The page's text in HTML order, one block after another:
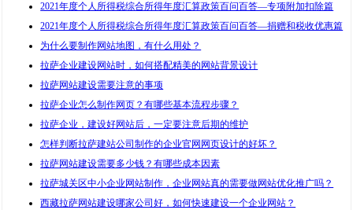
2021年度个人所得税综合所得年度汇算政策百问百答—专项附加扣除篇
2021年度个人所得税综合所得年度汇算政策百问百答—捐赠和税收优惠篇
为什么要制作网站地图，有什么用处？
拉萨企业建设网站时，如何搭配精美的网站背景设计
拉萨网站建设需要注意的事项
拉萨企业怎么制作网页？有哪些基本流程步骤？
拉萨企业，建设好网站后，一定要注意后期的维护
怎样判断拉萨建站公司制作的企业官网网页设计的好坏？
拉萨网站建设需要多少钱？有哪些成本因素
拉萨城关区中小企业网站制作，企业网站真的需要做网站优化推广吗？
西藏拉萨网站建设哪家公司好，如何快速建设一个企业网站？